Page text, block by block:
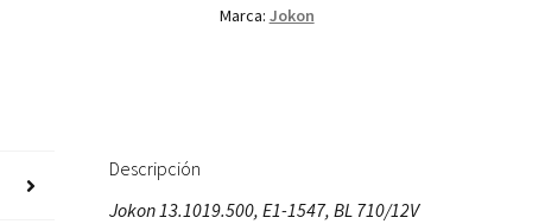
Marca: Jokon
Descripción
Jokon 13.1019.500, E1-1547, BL 710/12V